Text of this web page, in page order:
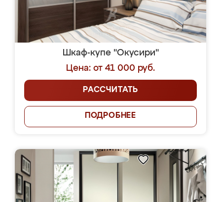
Шкаф-купе "Окусири"
Цена: от 41 000 руб.
РАССЧИТАТЬ
ПОДРОБНЕЕ